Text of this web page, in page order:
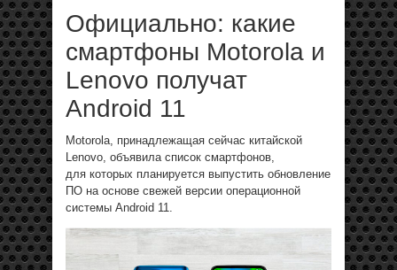
Официально: какие
смартфоны Motorola и
Lenovo получат
Android 11
Motorola, принадлежащая сейчас китайской
Lenovo, объявила список смартфонов,
для которых планируется выпустить обновление
ПО на основе свежей версии операционной
системы Android 11.